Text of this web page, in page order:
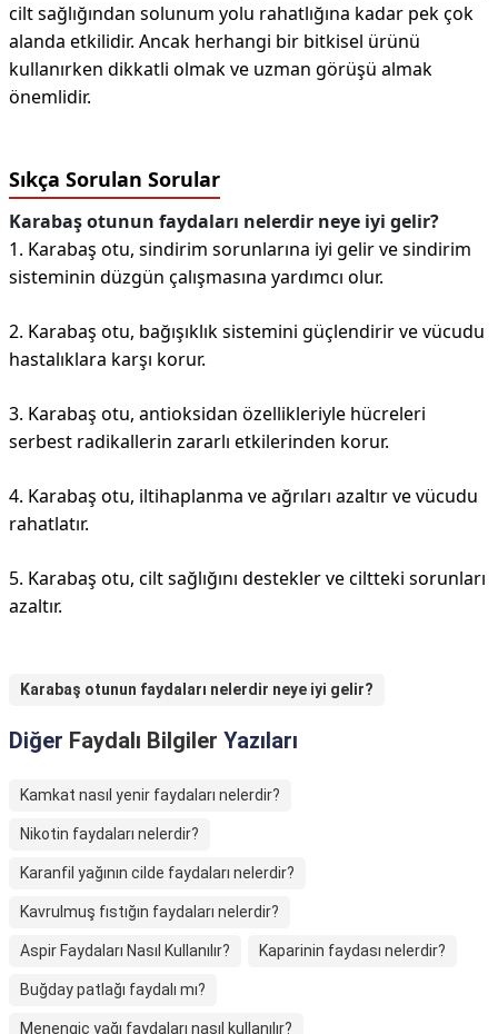
cilt sağlığından solunum yolu rahatlığına kadar pek çok
alanda etkilidir. Ancak herhangi bir bitkisel ürünü
kullanırken dikkatli olmak ve uzman görüşü almak
önemlidir.
Sıkça Sorulan Sorular
Karabaş otunun faydaları nelerdir neye iyi gelir?
1. Karabaş otu, sindirim sorunlarına iyi gelir ve sindirim
sisteminin düzgün çalışmasına yardımcı olur.
2. Karabaş otu, bağışıklık sistemini güçlendirir ve vücudu
hastalıklara karşı korur.
3. Karabaş otu, antioksidan özellikleriyle hücreleri
serbest radikallerin zararlı etkilerinden korur.
4. Karabaş otu, iltihaplanma ve ağrıları azaltır ve vücudu
rahatlatır.
5. Karabaş otu, cilt sağlığını destekler ve ciltteki sorunları
azaltır.
Karabaş otunun faydaları nelerdir neye iyi gelir?
Diğer Faydalı Bilgiler Yazıları
Kamkat nasıl yenir faydaları nelerdir?
Nikotin faydaları nelerdir?
Karanfil yağının cilde faydaları nelerdir?
Kavrulmuş fıstığın faydaları nelerdir?
Aspir Faydaları Nasıl Kullanılır? Kaparinin faydası nelerdir?
Buğday patlağı faydalı mı?
Menengiç yağı faydaları nasıl kullanılır?